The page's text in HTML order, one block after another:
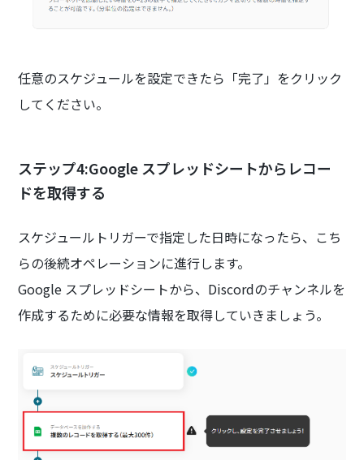
任意のスケジュールを設定できたら「完了」をクリック
してください。
ステップ4:Google スプレッドシートからレコー
ドを取得する
スケジュールトリガーで指定した日時になったら、こち
らの後続オペレーションに進行します。
Google スプレッドシートから、Discordのチャンネルを
作成するために必要な情報を取得していきましょう。